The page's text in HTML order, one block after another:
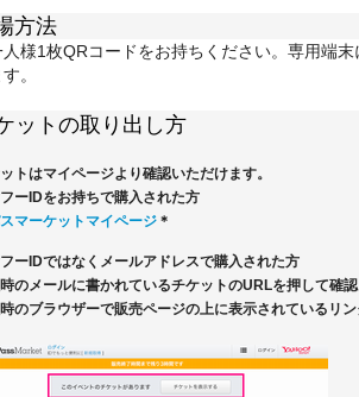
方法
人様1枚QRコードをお持ちください。専用端
。
ットの取り出し方
トはマイページより確認いただけます。
ーIDをお持ちで購入された方
マーケットマイページ ＊
ーIDではなくメールアドレスで購入された方
のメールに書かれているチケットのURLを押して確認
のブラウザーで販売ページの上に表示されているリ